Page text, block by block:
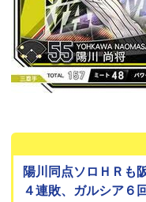
陽川同点ソロＨＲも
４連敗、ガルシア６